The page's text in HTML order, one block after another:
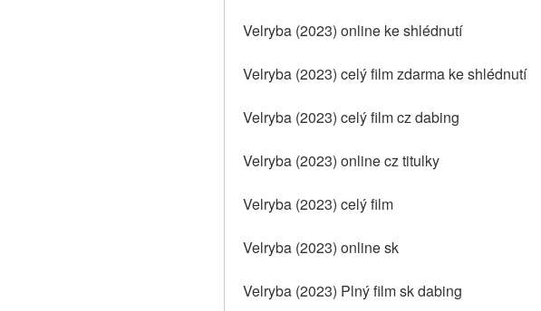
Velryba (2023) online ke shlédnutí
Velryba (2023) celý film zdarma ke shlédnutí
Velryba (2023) celý film cz dabing
Velryba (2023) online cz titulky
Velryba (2023) celý film
Velryba (2023) online sk
Velryba (2023) Plný film sk dabing